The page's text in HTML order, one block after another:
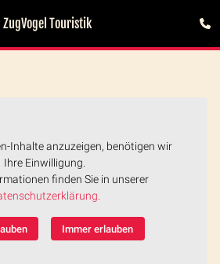
ZugVogel Touristik
Inhalte anzuzeigen, benötigen wir
Ihre Einwilligung.
finden Sie in unserer
Immer erlauben